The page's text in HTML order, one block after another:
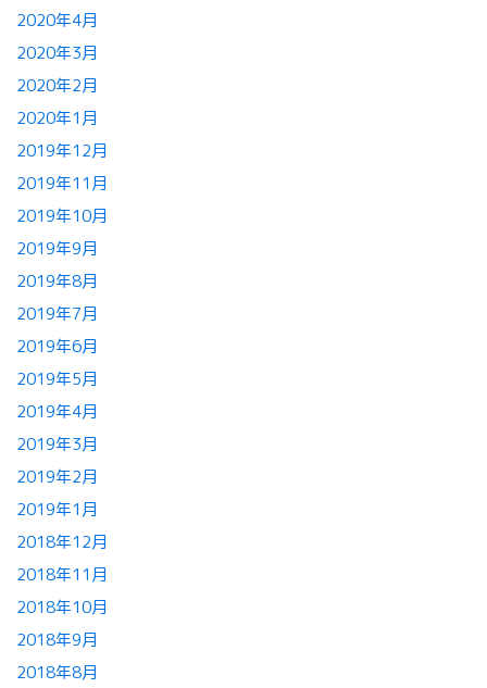
2020年4月
2020年3月
2020年2月
2020年1月
2019年12月
2019年11月
2019年10月
2019年9月
2019年8月
2019年7月
2019年6月
2019年5月
2019年4月
2019年3月
2019年2月
2019年1月
2018年12月
2018年11月
2018年10月
2018年9月
2018年8月